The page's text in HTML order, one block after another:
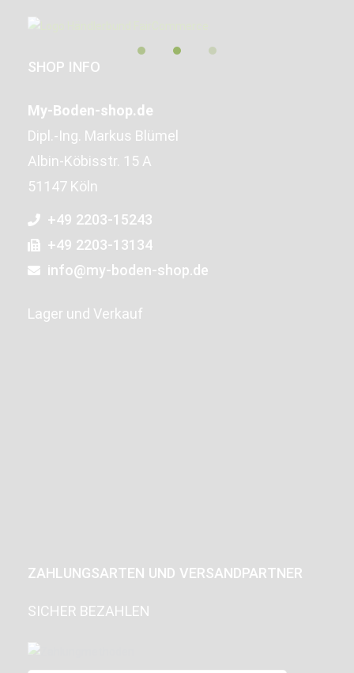
SHOP INFO
My-Boden-shop.de
Dipl.-Ing. Markus Blümel
Albin-Köbisstr. 15 A
51147 Köln
+49 2203-15243
+49 2203-13134
info@my-boden-shop.de
Lager und Verkauf
ZAHLUNGSARTEN UND VERSANDPARTNER
SICHER BEZAHLEN